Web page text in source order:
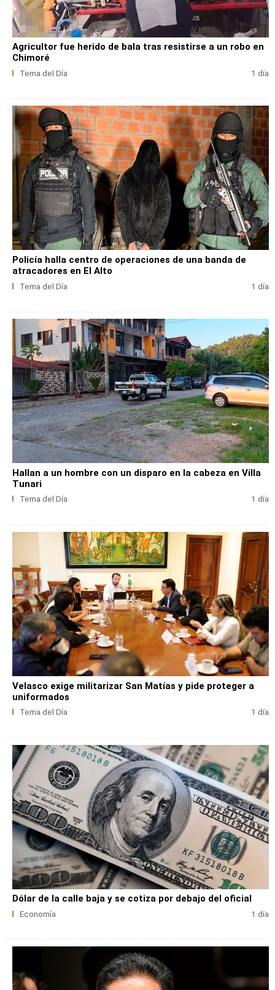
Agricultor fue herido de bala tras resistirse a un robo en
Chimoré
Tema del Día 1 día
Policía halla centro de operaciones de una banda de
atracadores en El Alto
Tema del Día 1 día
Hallan a un hombre con un disparo en la cabeza en Villa
Tunari
Tema del Día 1 día
Velasco exige militarizar San Matías y pide proteger a
uniformados
Tema del Día 1 día
Dólar de la calle baja y se cotiza por debajo del oficial
Economía 1 día